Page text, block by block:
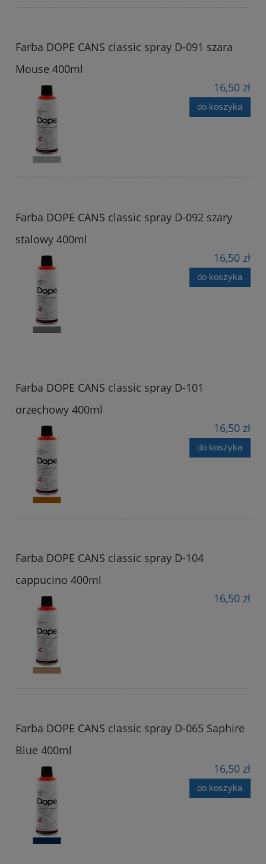
Farba DOPE CANS classic spray D-091 szara
Mouse 400ml
16,50 zł
do koszyka
Farba DOPE CANS classic spray D-092 szary
stalowy 400ml
16,50 zł
do koszyka
Farba DOPE CANS classic spray D-101
orzechowy 400ml
16,50 zł
do koszyka
Farba DOPE CANS classic spray D-104
cappucino 400ml
16,50 zł
Farba DOPE CANS classic spray D-065 Saphire
Blue 400ml
16,50 zł
do koszyka